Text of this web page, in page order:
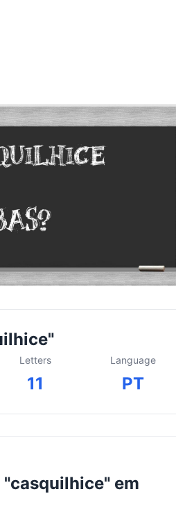
Letters
11
Language
PT
em